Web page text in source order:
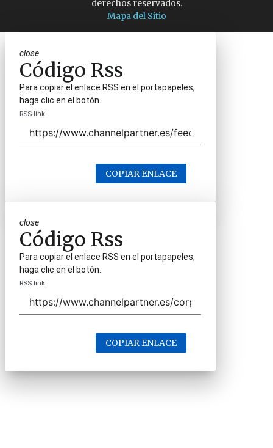
derechos reservados.
Mapa del Sitio
close
Código Rss
Para copiar el enlace RSS en el portapapeles,
haga clic en el botón.
RSS link
COPIAR ENLACE
close
Código Rss
Para copiar el enlace RSS en el portapapeles,
haga clic en el botón.
RSS link
COPIAR ENLACE